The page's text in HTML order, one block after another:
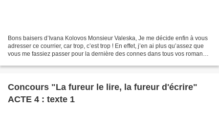
Bons baisers d’Ivana Kolovos Monsieur Valeska, Je me décide enfin à vous
adresser ce courrier, car trop, c’est trop ! En effet, j’en ai plus qu’assez que
vous me fassiez passer pour la dernière des connes dans tous vos romans !
Concours "La fureur le lire, la fureur d'écrire"
ACTE 4 : texte 1